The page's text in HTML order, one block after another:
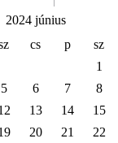
2024 június
cs p
sz
1
5 6 7
8
13 14
15
20 21
22